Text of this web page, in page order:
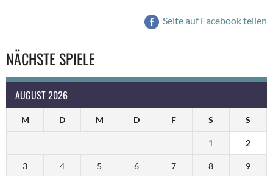
Seite auf Facebook teilen
NÄCHSTE SPIELE
AUGUST 2026
M D M D F S S
1 2
3 4 5 6 7 8 9